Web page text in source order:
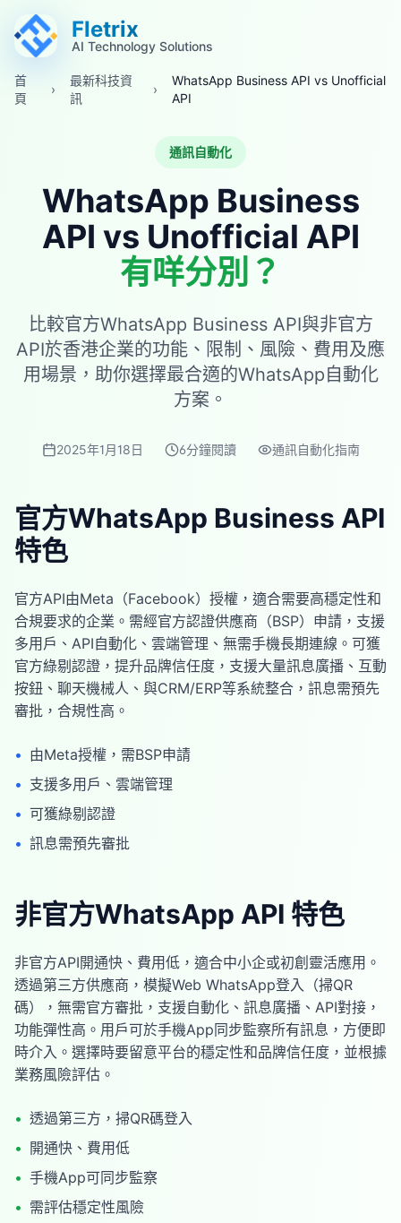
跳至主要內容 (Alt+M)
跳至頁尾 (Alt+F)
Fletrix
AI Technology Solutions
首
頁
›
最新科技資
訊
›
WhatsApp Business API vs Unofficial
API
通訊自動化
WhatsApp Business
API vs Unofficial API
有咩分別？
比較官方WhatsApp Business API與非官方
API於香港企業的功能、限制、風險、費用及應
用場景，助你選擇最合適的WhatsApp自動化
方案。
2025年1月18日 6分鐘閱讀 通訊自動化指南
官方WhatsApp Business API
特色
官方API由Meta（Facebook）授權，適合需要高穩定性和
合規要求的企業。需經官方認證供應商（BSP）申請，支援
多用戶、API自動化、雲端管理、無需手機長期連線。可獲
官方綠剔認證，提升品牌信任度，支援大量訊息廣播、互動
按鈕、聊天機械人、與CRM/ERP等系統整合，訊息需預先
審批，合規性高。
• 由Meta授權，需BSP申請
• 支援多用戶、雲端管理
• 可獲綠剔認證
• 訊息需預先審批
非官方WhatsApp API 特色
非官方API開通快、費用低，適合中小企或初創靈活應用。
透過第三方供應商，模擬Web WhatsApp登入（掃QR
碼），無需官方審批，支援自動化、訊息廣播、API對接，
功能彈性高。用戶可於手機App同步監察所有訊息，方便即
時介入。選擇時要留意平台的穩定性和品牌信任度，並根據
業務風險評估。
• 透過第三方，掃QR碼登入
• 開通快、費用低
• 手機App可同步監察
• 需評估穩定性風險